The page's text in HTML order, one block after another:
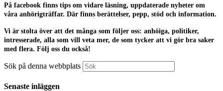
På facebook finns tips om vidare läsning, uppdaterade nyheter om
våra anhörigträffar. Där finns berättelser, pepp, stöd och information.
Vi är stolta över att det många som följer oss: anhöiga, politiker,
intresserade, alla som vill veta mer, de som tycker att vi gör bra saker
med flera. Följ oss du också!
Sök på denna webbplats
Senaste inläggen